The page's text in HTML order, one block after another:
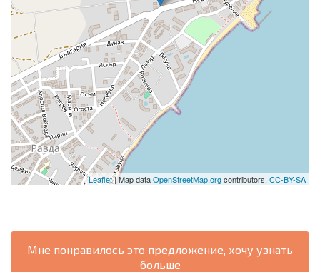
Leaflet| Map dataOpenStreetMap.orgcontributors, CC-BY-SA
Мне понравилось это предложение, хочу узнать
больше